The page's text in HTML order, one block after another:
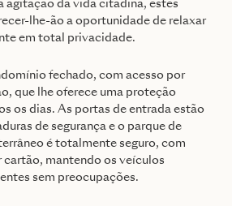
agitação da vida citadina, estes
lhe-ão a oportunidade de relaxar
em total privacidade.
fechado, com acesso por
que lhe oferece uma proteção
os dias. As portas de entrada estão
de segurança e o parque de
é totalmente seguro, com
cartão, mantendo os veículos
sem preocupações.